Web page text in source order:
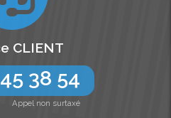
CLIENT
38 54
Appel non surtaxé